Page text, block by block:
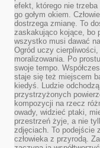
efekt, którego nie
go gołym okiem.
dostrzega zmianę. To
zaskakująco kojące, bo
wszystko musi dawać
Ogród uczy
moralizowania. Po
swoje tempo.
staje się też miejscem
kiedyś. Ludzie
przystrzyżonych
kompozycji na rzecz
owady, widzieć ptaki,
przestrzeń żyje, a nie
zdjęciach. To podejście
człowieka z przyrodą.